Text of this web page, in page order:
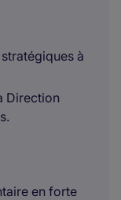
à
Direction
en forte